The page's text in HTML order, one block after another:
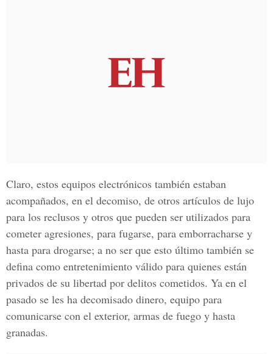
Claro, estos equipos electrónicos también estaban
acompañados, en el decomiso, de otros artículos de lujo
para los reclusos y otros que pueden ser utilizados para
cometer agresiones, para fugarse, para emborracharse y
hasta para drogarse; a no ser que esto último también se
defina como entretenimiento válido para quienes están
privados de su libertad por delitos cometidos. Ya en el
pasado se les ha decomisado dinero, equipo para
comunicarse con el exterior, armas de fuego y hasta
granadas.